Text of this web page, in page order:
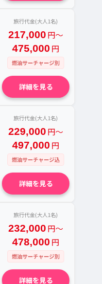
旅行代金(大人1名)
217,000 円〜
475,000 円
燃油サーチャージ別
詳細を見る
旅行代金(大人1名)
229,000 円〜
497,000 円
燃油サーチャージ込
詳細を見る
旅行代金(大人1名)
232,000 円〜
478,000 円
燃油サーチャージ別
詳細を見る